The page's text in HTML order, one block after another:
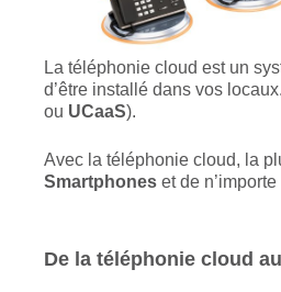
La téléphonie cloud est un
d’être installé dans vos
ou UCaaS).
Avec la téléphonie cloud, la
Smartphones et de
De la téléphonie cloud